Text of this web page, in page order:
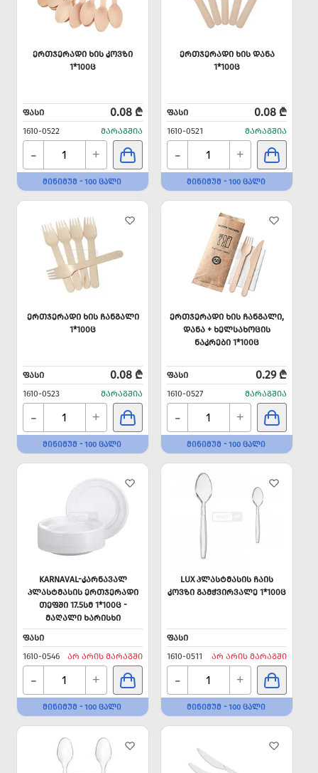
ᲔᲠᲗᲯᲔᲠᲐᲓᲘ ᲮᲘᲡ ᲙᲝᲕᲖᲘ
1*100Ც
ᲤᲐᲡᲘ 0.08 ₾
1610-0522 ᲛᲐᲠᲐᲒᲨᲘᲐ
- +
ᲛᲘᲜᲘᲛᲣᲛ - 100 ᲪᲐᲚᲘ
ᲔᲠᲗᲯᲔᲠᲐᲓᲘ ᲮᲘᲡ ᲓᲐᲜᲐ
1*100Ც
ᲤᲐᲡᲘ 0.08 ₾
1610-0521 ᲛᲐᲠᲐᲒᲨᲘᲐ
- +
ᲛᲘᲜᲘᲛᲣᲛ - 100 ᲪᲐᲚᲘ
ᲔᲠᲗᲯᲔᲠᲐᲓᲘ ᲮᲘᲡ ᲩᲐᲜᲒᲐᲚᲘ
1*100Ც
ᲤᲐᲡᲘ 0.08 ₾
1610-0523 ᲛᲐᲠᲐᲒᲨᲘᲐ
- +
ᲛᲘᲜᲘᲛᲣᲛ - 100 ᲪᲐᲚᲘ
ᲔᲠᲗᲯᲔᲠᲐᲓᲘ ᲮᲘᲡ ᲩᲐᲜᲒᲐᲚᲘ,
ᲓᲐᲜᲐ + ᲮᲔᲚᲡᲐᲮᲝᲪᲘᲡ
ᲜᲐᲙᲠᲔᲑᲘ 1*100Ც
ᲤᲐᲡᲘ 0.29 ₾
1610-0527 ᲛᲐᲠᲐᲒᲨᲘᲐ
- +
ᲛᲘᲜᲘᲛᲣᲛ - 100 ᲪᲐᲚᲘ
KARNAVAL-ᲙᲐᲠᲜᲐᲕᲐᲚ
ᲞᲚᲐᲡᲢᲛᲐᲡᲘᲡ ᲔᲠᲗᲯᲔᲠᲐᲓᲘ
ᲗᲔᲤᲨᲘ 17.5ᲡᲛ 1*100Ც -
ᲛᲐᲦᲐᲚᲘ ᲮᲐᲠᲘᲡᲮᲘ
ᲤᲐᲡᲘ
1610-0546
ᲐᲠ ᲐᲠᲘᲡ ᲛᲐᲠᲐᲒᲨᲘ
- +
ᲛᲘᲜᲘᲛᲣᲛ - 100 ᲪᲐᲚᲘ
LUX ᲞᲚᲐᲡᲢᲛᲐᲡᲘᲡ ᲩᲐᲘᲡ
ᲙᲝᲕᲖᲘ ᲒᲐᲛᲭᲕᲘᲠᲕᲐᲚᲔ 1*100Ც
ᲤᲐᲡᲘ
1610-0511
ᲐᲠ ᲐᲠᲘᲡ ᲛᲐᲠᲐᲒᲨᲘ
- +
ᲛᲘᲜᲘᲛᲣᲛ - 100 ᲪᲐᲚᲘ